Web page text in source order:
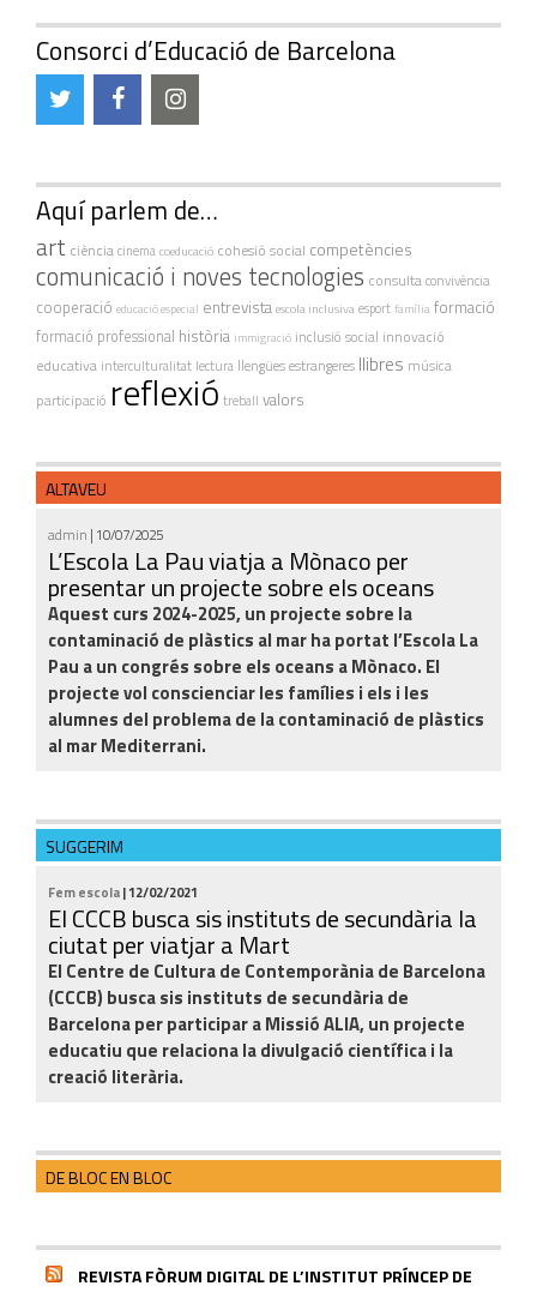
Consorci d’Educació de Barcelona
Aquí parlem de…
art ciènciacinemacoeducació cohesió social competències
comunicació i noves tecnologies consultaconvivència
cooperació educació especial entrevistaescola inclusivaesport família formació
formació professional història immigració inclusió social innovació
educativa interculturalitat lectura llengües estrangeres llibres música
participació reflexió treball valors
ALTAVEU
admin | 10/07/2025
L’Escola La Pau viatja a Mònaco per
presentar un projecte sobre els oceans
Aquest curs 2024-2025, un projecte sobre la
contaminació de plàstics al mar ha portat l’Escola La
Pau a un congrés sobre els oceans a Mònaco. El
projecte vol conscienciar les famílies i els i les
alumnes del problema de la contaminació de plàstics
al mar Mediterrani.
SUGGERIM
Fem escola| 12/02/2021
El CCCB busca sis instituts de secundària la
ciutat per viatjar a Mart
El Centre de Cultura de Contemporània de Barcelona
(CCCB) busca sis instituts de secundària de
Barcelona per participar a Missió ALIA, un projecte
educatiu que relaciona la divulgació científica i la
creació literària.
DE BLOC EN BLOC
REVISTA FÒRUM DIGITAL DE L’INSTITUT PRÍNCEP DE